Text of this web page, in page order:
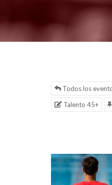
Todos los
Talento 45+